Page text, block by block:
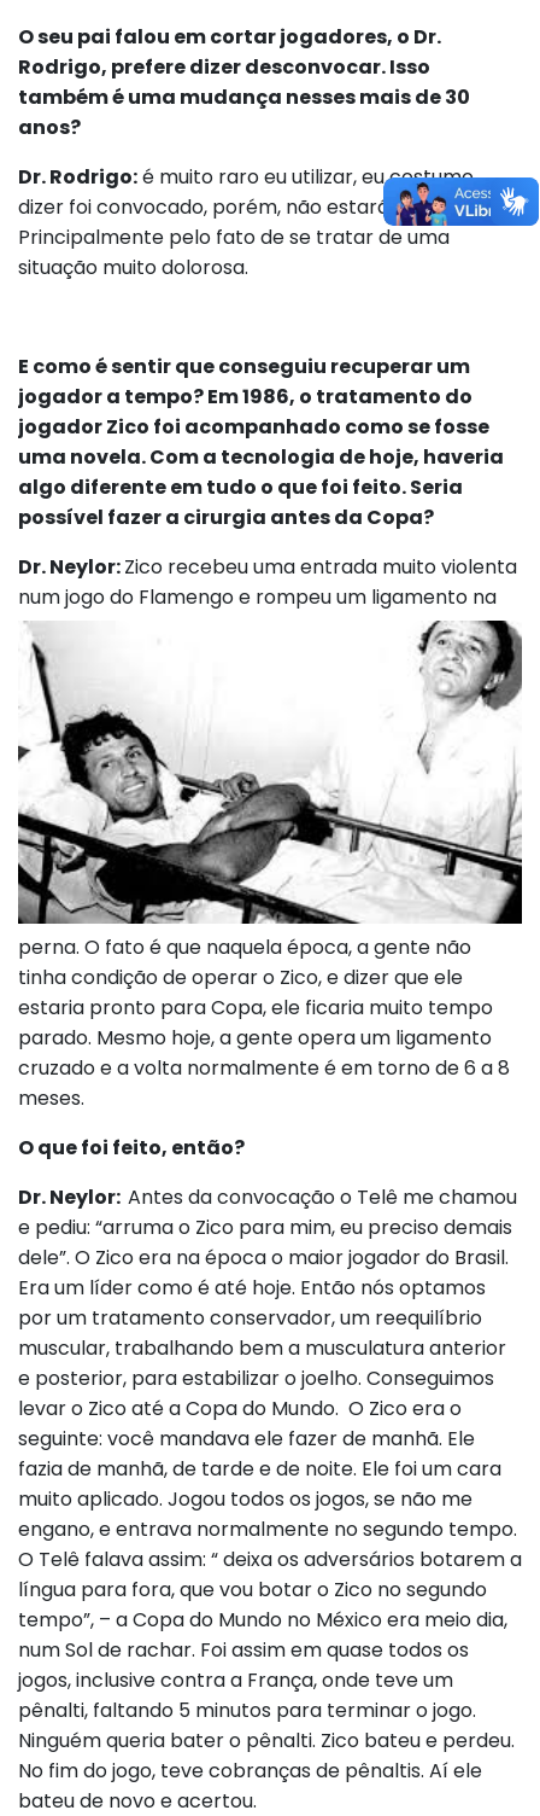
O seu pai falou em cortar jogadores, o Dr.
Rodrigo, prefere dizer desconvocar. Isso
também é uma mudança nesses mais de 30
anos?
Dr. Rodrigo:é muito raro eu utilizar, eu costumo
dizer foi convocado, porém, não estará mais.
Principalmente pelo fato de se tratar de uma
situação muito dolorosa.
E como é sentir que conseguiu recuperar um
jogador a tempo? Em 1986, o tratamento do
jogador Zico foi acompanhado como se fosse
uma novela. Com a tecnologia de hoje, haveria
algo diferente em tudo o que foi feito. Seria
possível fazer a cirurgia antes da Copa?
Dr. Neylor:Zico recebeu uma entrada muito violenta
num jogo do Flamengo e rompeu um ligamento na
perna. O fato é que naquela época, a gente não
tinha condição de operar o Zico, e dizer que ele
estaria pronto para Copa, ele ficaria muito tempo
parado. Mesmo hoje, a gente opera um ligamento
cruzado e a volta normalmente é em torno de 6 a 8
meses.
O que foi feito, então?
Dr. Neylor: Antes da convocação o Telê me chamou
e pediu: “arruma o Zico para mim, eu preciso demais
dele”. O Zico era na época o maior jogador do Brasil.
Era um líder como é até hoje. Então nós optamos
por um tratamento conservador, um reequilíbrio
muscular, trabalhando bem a musculatura anterior
e posterior, para estabilizar o joelho. Conseguimos
levar o Zico até a Copa do Mundo. O Zico era o
seguinte: você mandava ele fazer de manhã. Ele
fazia de manhã, de tarde e de noite. Ele foi um cara
muito aplicado. Jogou todos os jogos, se não me
engano, e entrava normalmente no segundo tempo.
O Telê falava assim: “ deixa os adversários botarem a
língua para fora, que vou botar o Zico no segundo
tempo”, – a Copa do Mundo no México era meio dia,
num Sol de rachar. Foi assim em quase todos os
jogos, inclusive contra a França, onde teve um
pênalti, faltando 5 minutos para terminar o jogo.
Ninguém queria bater o pênalti. Zico bateu e perdeu.
No fim do jogo, teve cobranças de pênaltis. Aí ele
bateu de novo e acertou.